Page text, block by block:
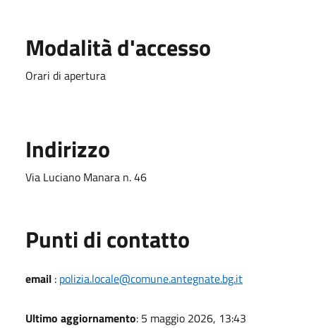
Modalità d'accesso
Orari di apertura
Indirizzo
Via Luciano Manara n. 46
Punti di contatto
email : polizia.locale@comune.antegnate.bg.it
Ultimo aggiornamento: 5 maggio 2026, 13:43